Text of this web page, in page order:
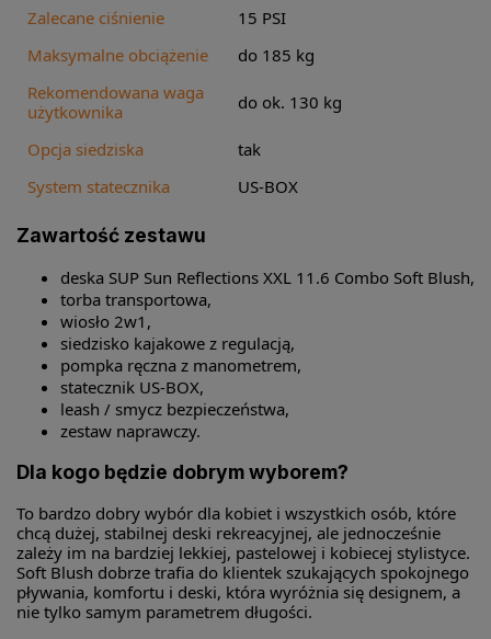
Zalecane ciśnienie
15 PSI
Maksymalne obciążenie
do 185 kg
Rekomendowana waga
użytkownika
do ok. 130 kg
Opcja siedziska
tak
System statecznika
US-BOX
Zawartość zestawu
deska SUP Sun Reflections XXL 11.6 Combo Soft Blush,
torba transportowa,
wiosło 2w1,
siedzisko kajakowe z regulacją,
pompka ręczna z manometrem,
statecznik US-BOX,
leash / smycz bezpieczeństwa,
zestaw naprawczy.
Dla kogo będzie dobrym wyborem?
To bardzo dobry wybór dla kobiet i wszystkich osób, które
chcą dużej, stabilnej deski rekreacyjnej, ale jednocześnie
zależy im na bardziej lekkiej, pastelowej i kobiecej stylistyce.
Soft Blush dobrze trafia do klientek szukających spokojnego
pływania, komfortu i deski, która wyróżnia się designem, a
nie tylko samym parametrem długości.